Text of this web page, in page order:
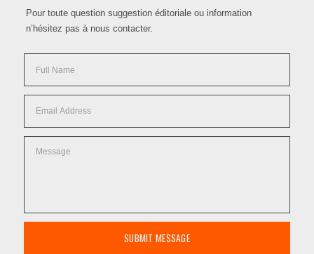
Pour toute question suggestion éditoriale ou information
n’hésitez pas à nous contacter.
SUBMIT MESSAGE